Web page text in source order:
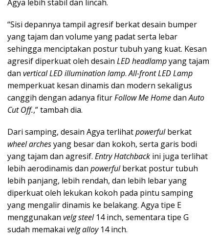
Agya lebih stabil dan lincah.
“Sisi depannya tampil agresif berkat desain bumper
yang tajam dan volume yang padat serta lebar
sehingga menciptakan postur tubuh yang kuat. Kesan
agresif diperkuat oleh desain LED headlampyang tajam
dan vertical LED illumination lamp.All-front LED Lamp
memperkuat kesan dinamis dan modern sekaligus
canggih dengan adanya fiturFollow Me HomedanAuto
Cut Off.,” tambah dia.
Dari samping, desain Agya terlihatpowerfulberkat
wheel archesyang besar dan kokoh, serta garis bodi
yang tajam dan agresif. Entry Hatchback ini juga terlihat
lebih aerodinamis dan powerfulberkat postur tubuh
lebih panjang, lebih rendah, dan lebih lebar yang
diperkuat oleh lekukan kokoh pada pintu samping
yang mengalir dinamis ke belakang. Agya tipe E
menggunakan velg steel14 inch, sementara tipe G
sudah memakai velg alloy 14 inch.